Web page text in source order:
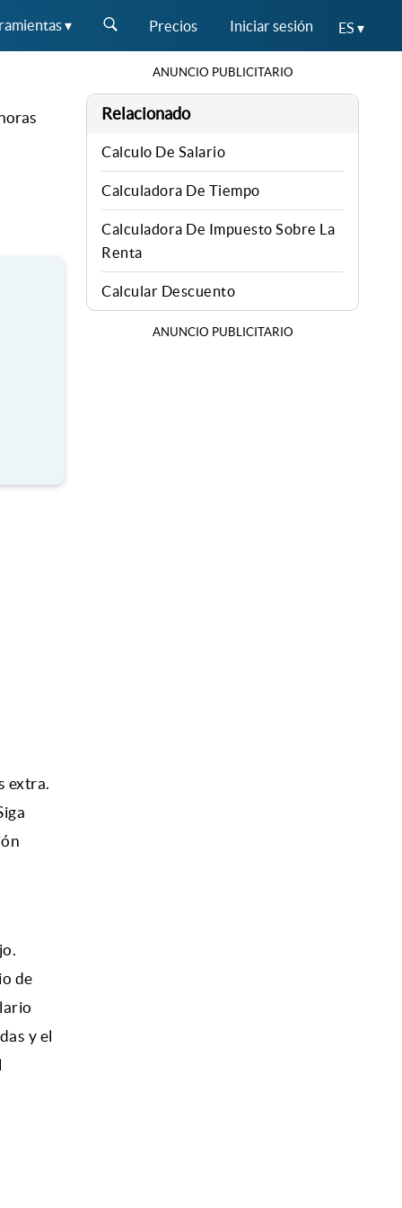
▾ Precios Iniciar sesión ES ▾
extra.
de
y el
ANUNCIO PUBLICITARIO
Relacionado
Calculo De Salario
Calculadora De Tiempo
Calculadora De Impuesto Sobre La
Renta
Calcular Descuento
ANUNCIO PUBLICITARIO